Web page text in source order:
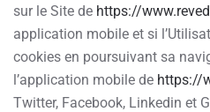
sur le Site de https://
application mobile et si
cookies en poursuivant sa
l’application mobile de https://
Twitter, Facebook, Linkedin et